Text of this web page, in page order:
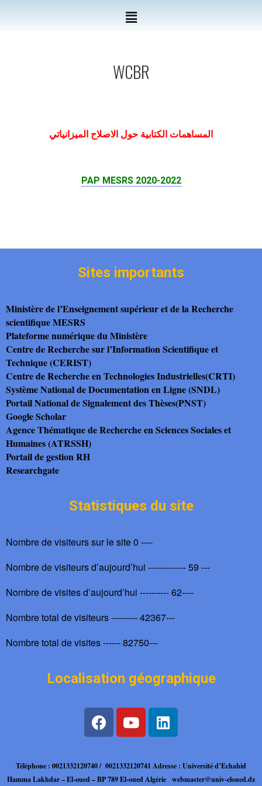
WCBR
المساهمات الكتابية حول الاصلاح الميزانياتي
PAP MESRS 2020-2022
Sites importants
Ministère de l’Enseignement supérieur et de la Recherche
scientifique MESRS
Plateforme numérique du Ministère
Centre de Recherche sur l’Information Scientifique et
Technique (CERIST)
Centre de Recherche en Technologies Industrielles(CRTI)
Système National de Documentation en Ligne (SNDL)
Portail National de Signalement des Thèses(PNST)
Google Scholar
Agence Thématique de Recherche en Sciences Sociales et
Humaines (ATRSSH)
Portail de gestion RH
Researchgate
Statistiques du site
Nombre de visiteurs sur le site 0 ----
Nombre de visiteurs d’aujourd’hui ------------- 59 ---
Nombre de visites d’aujourd’hui ---------- 62----
Nombre total de visiteurs --------- 42367---
Nombre total de visites ------ 82750---
Localisation géographique
Téléphone : 0021332120740 / 0021332120741 Adresse : Université d’Echahid
Hamma Lakhdar – El-oued – BP 789 El-oued Algérie webmaster@univ-eloued.dz